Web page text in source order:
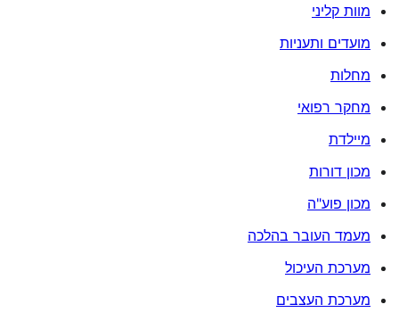
מוות קליני
מועדים ותעניות
מחלות
מחקר רפואי
מיילדת
מכון דורות
מכון פוע"ה
מעמד העובר בהלכה
מערכת העיכול
מערכת העצבים